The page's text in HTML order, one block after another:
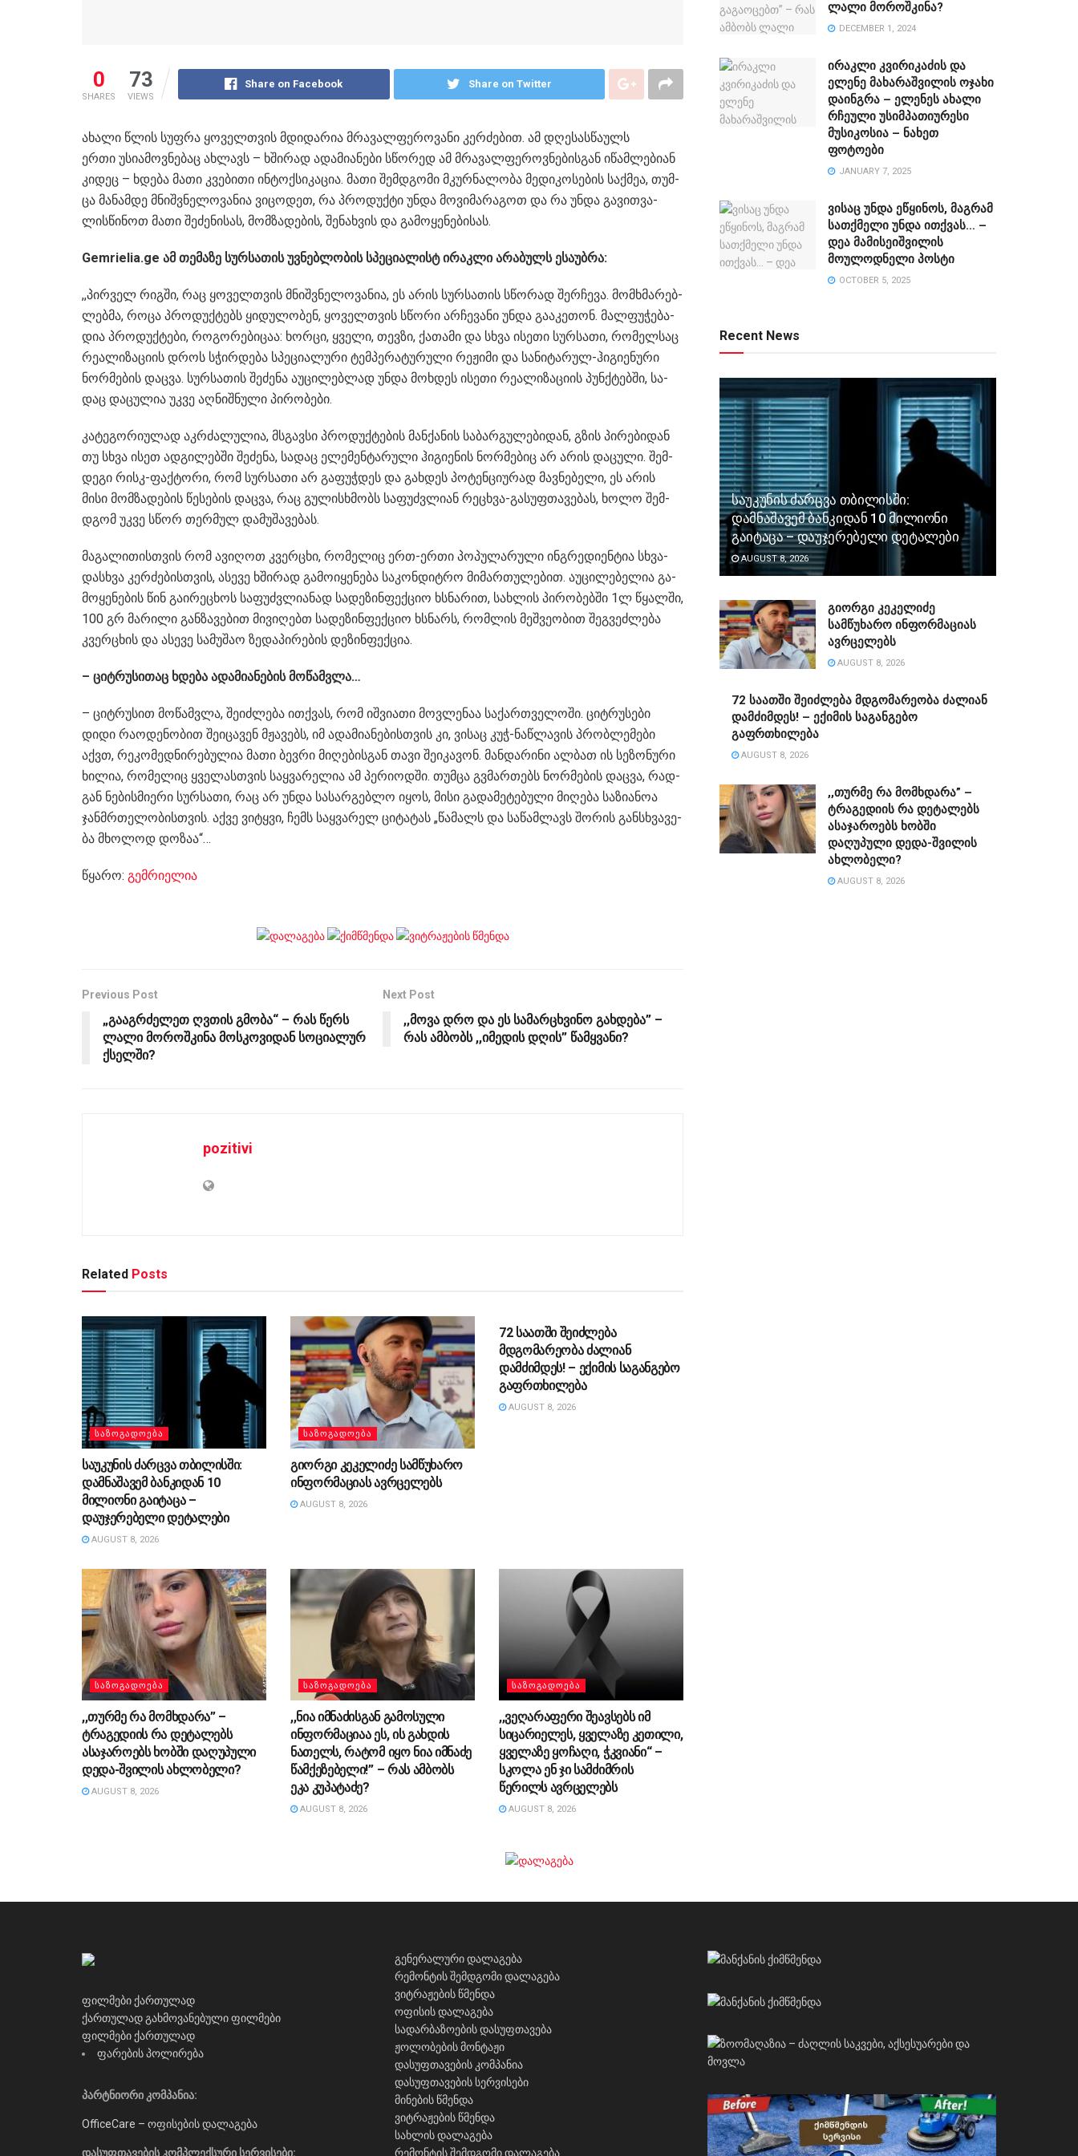
0
SHARES
73
VIEWS
Share on Facebook Share on Twitter
ახა­ლი წლის სუფ­რა ყო­ველ­თვის მდი­და­რია მრა­ვალ­ფე­რო­ვა­ნი კერ­ძე­ბით. ამ დღე­სას­წა­ულს
ერთი უსი­ა­მოვ­ნე­ბაც ახ­ლავს – ხში­რად ადა­მი­ა­ნე­ბი სწო­რედ ამ მრა­ვალ­ფე­როვ­ნე­ბის­გან იწამ­ლე­ბი­ან
კი­დეც – ხდე­ბა მათი კვე­ბი­თი ინ­ტოქ­სი­კა­ცია. მათი შემ­დგო­მი მკურ­ნა­ლო­ბა მე­დი­კო­სე­ბის საქ­მეა, თუმ­
ცა მა­ნამ­დე მნიშ­ვნე­ლო­ვა­ნია ვი­ცო­დეთ, რა პრო­დუქ­ტი უნდა მო­ვი­მა­რა­გოთ და რა უნდა გა­ვით­ვა­
ლის­წი­ნოთ მათი შე­ძე­ნი­სას, მომ­ზა­დე­ბის, შე­ნახ­ვის და გა­მო­ყე­ნე­ბი­სას.
Gemrielia.ge ამ თემაზე სურ­სა­თის უვ­ნებ­ლო­ბის სპე­ცი­ა­ლის­ტ ირაკ­ლი არა­ბუ­ლს ესაუბრა:
,,პირ­ველ რიგ­ში, რაც ყო­ველ­თვის მნიშ­ვნე­ლო­ვა­ნია, ეს არის სურ­სა­თის სწო­რად შერ­ჩე­ვა. მომ­ხმა­რებ­
ლებ­მა, როცა პრო­დუქ­ტებს ყი­დუ­ლო­ბენ, ყო­ველ­თვის სწო­რი არ­ჩე­ვა­ნი უნდა გა­ა­კე­თონ. მალ­ფუ­ჭე­ბა­
დია პრო­დუქ­ტე­ბი, რო­გო­რე­ბი­ცაა: ხორ­ცი, ყვე­ლი, თევ­ზი, ქა­თა­მი და სხვა ისე­თი სურ­სა­თი, რო­მელ­საც
რე­ა­ლი­ზა­ცი­ის დროს სჭირ­დე­ბა სპე­ცი­ა­ლუ­რი ტემ­პე­რა­ტუ­რუ­ლი რე­ჟი­მი და სა­ნი­ტა­რულ-ჰი­გი­ე­ნუ­რი
ნორ­მე­ბის დაც­ვა. სურ­სა­თის შე­ძე­ნა აუ­ცი­ლებ­ლად უნდა მოხ­დეს ისე­თი რე­ა­ლი­ზა­ცი­ის პუნ­ქტებ­ში, სა­
დაც და­ცუ­ლია უკვე აღ­ნიშ­ნუ­ლი პი­რო­ბე­ბი.
კა­ტე­გო­რი­უ­ლად აკ­რძა­ლუ­ლია, მსგავ­სი პრო­დუქ­ტე­ბის მან­ქა­ნის სა­ბარ­გუ­ლე­ბი­დან, გზის პი­რე­ბი­დან
თუ სხვა ისეთ ად­გი­ლებ­ში შე­ძე­ნა, სა­დაც ელე­მენ­ტა­რუ­ლი ჰი­გი­ე­ნის ნორ­მე­ბიც არ არის და­ცუ­ლი. შემ­
დე­გი რისკ-ფაქ­ტო­რი, რომ სურ­სა­თი არ გა­ფუჭ­დეს და გახ­დეს პო­ტენ­ცი­უ­რად მავ­ნე­ბე­ლი, ეს არის
მისი მომ­ზა­დე­ბის წე­სე­ბის დაც­ვა, რაც გუ­ლის­ხმობს სა­ფუძ­ვლი­ან რე­ცხვა-გა­სუფ­თა­ვე­ბას, ხოლო შემ­
დგომ უკვე სწორ თერ­მულ და­მუ­შა­ვე­ბას.
მა­გა­ლი­თის­თვის რომ ავი­ღოთ კვერ­ცხი, რო­მე­ლიც ერთ-ერთი პო­პუ­ლა­რუ­ლი ინ­გრე­დი­ენ­ტია სხვა­
დას­ხვა კერ­ძე­ბის­თვის, ასე­ვე ხში­რად გა­მო­ი­ყე­ნე­ბა სა­კონ­დიტ­რო მი­მარ­თუ­ლე­ბით. აუ­ცი­ლე­ბე­ლია გა­
მო­ყე­ნე­ბის წინ გა­ი­რე­ცხოს სა­ფუძ­ვლი­ა­ნად სა­დე­ზინ­ფექ­ციო ხსნა­რით, სახ­ლის პი­რო­ბებ­ში 1ლ წყალ­ში,
100 გრ მა­რი­ლი გან­ზა­ვე­ბით მი­ვი­ღებთ სა­დე­ზინ­ფექ­ციო ხსნარს, რომ­ლის მეშ­ვე­ო­ბით შეგ­ვეძ­ლე­ბა
კვერ­ცხის და ასე­ვე სა­მუ­შაო ზე­და­პი­რე­ბის დე­ზინ­ფექ­ცია.
– ციტ­რუ­სი­თაც ხდე­ბა ადა­მი­ა­ნე­ბის მო­წამ­ვლა…
– ციტ­რუ­სით მო­წამ­ვლა, შე­იძ­ლე­ბა ით­ქვას, რომ იშ­ვი­ა­თი მოვ­ლე­ნაა სა­ქარ­თვე­ლო­ში. ციტ­რუ­სე­ბი
დიდი რა­ო­დე­ნო­ბით შე­ი­ცა­ვენ მჟა­ვებს, იმ ადა­მი­ა­ნე­ბის­თვის კი, ვი­საც კუჭ-ნაწ­ლა­ვის პრობ­ლე­მე­ბი
აქვთ, რე­კო­მედ­ნი­რე­ბუ­ლია მათი ბევ­რი მი­ღე­ბის­გან თავი შე­ი­კა­ვონ. მან­და­რი­ნი ალ­ბათ ის სე­ზო­ნუ­რი
ხი­ლია, რო­მე­ლიც ყვე­ლას­თვის საყ­ვა­რე­ლია ამ პე­რი­ოდ­ში. თუმ­ცა გვმარ­თებს ნორ­მე­ბის დაც­ვა, რად­
გან ნე­ბის­მი­ე­რი სურ­სა­თი, რაც არ უნდა სა­სარ­გებ­ლო იყოს, მისი გა­და­მე­ტე­ბუ­ლი მი­ღე­ბა სა­ზი­ა­ნოა
ჯან­მრთე­ლო­ბის­თვის. აქვე ვი­ტყვი, ჩემს საყ­ვა­რელ ცი­ტა­ტას „წა­მალს და სა­წამ­ლავს შო­რის გან­სხვა­ვე­
ბა მხო­ლოდ დო­ზაა“…
წყარო: გემრიელია
Previous Post
„გააგრძელეთ ღვთის გმობა“ – რას წერს
ლალი მოროშკინა მოსკოვიდან სოციალურ
ქსელში?
Next Post
,,მოვა დრო და ეს სამარცხვინო გახდება” –
რას ამბობს ,,იმედის დღის” წამყვანი?
pozitivi
Related Posts
ᲡᲐᲖᲝᲒᲐᲓᲝᲔᲑᲐ
საუკუნის ძარცვა თბილისში:
დამნაშავემ ბანკიდან 10
მილიონი გაიტაცა –
დაუჯერებელი დეტალები
AUGUST 8, 2026
ᲡᲐᲖᲝᲒᲐᲓᲝᲔᲑᲐ
გიორგი კეკელიძე სამწუხარო
ინფორმაციას ავრცელებს
AUGUST 8, 2026
72 საათში შეიძლება
მდგომარეობა ძალიან
დამძიმდეს! – ექიმის საგანგებო
გაფრთხილება
AUGUST 8, 2026
ᲡᲐᲖᲝᲒᲐᲓᲝᲔᲑᲐ
,,თურმე რა მომხდარა” –
ტრაგედიის რა დეტალებს
ასაჯაროებს ხობში დაღუპული
დედა-შვილის ახლობელი?
AUGUST 8, 2026
ᲡᲐᲖᲝᲒᲐᲓᲝᲔᲑᲐ
,,ნია იმნაძისგან გამოსული
ინფორმაციაა ეს, ის გახდის
ნათელს, რატომ იყო ნია იმნაძე
წამქეზებელი!” – რას ამბობს
ეკა კუპატაძე?
AUGUST 8, 2026
ᲡᲐᲖᲝᲒᲐᲓᲝᲔᲑᲐ
,,ვეღარაფერი შეავსებს იმ
სიცარიელეს, ყველაზე კეთილი,
ყველაზე ყოჩაღი, ჭკვიანი“ –
სკოლა ენ ჯი სამძიმრის
წერილს ავრცელებს
AUGUST 8, 2026
ლალი მოროშკინა?
DECEMBER 1, 2024
ირაკლი კვირიკაძის და
ელენე მახარაშვილის ოჯახი
დაინგრა – ელენეს ახალი
რჩეული უსიმპათიურესი
მუსიკოსია – ნახეთ
ფოტოები
JANUARY 7, 2025
ვისაც უნდა ეწყინოს, მაგრამ
სათქმელი უნდა ითქვას… –
დეა მამისეიშვილის
მოულოდნელი პოსტი
OCTOBER 5, 2025
Recent News
საუკუნის ძარცვა თბილისში:
დამნაშავემ ბანკიდან 10 მილიონი
გაიტაცა – დაუჯერებელი დეტალები
AUGUST 8, 2026
გიორგი კეკელიძე
სამწუხარო ინფორმაციას
ავრცელებს
AUGUST 8, 2026
72 საათში შეიძლება მდგომარეობა ძალიან
დამძიმდეს! – ექიმის საგანგებო
გაფრთხილება
AUGUST 8, 2026
,,თურმე რა მომხდარა” –
ტრაგედიის რა დეტალებს
ასაჯაროებს ხობში
დაღუპული დედა-შვილის
ახლობელი?
AUGUST 8, 2026
ფილმები ქართულად
ქართულად გახმოვანებული ფილმები
ფილმები ქართულად
ფარების პოლირება
პარტნიორი კომპანია:
OfficeCare – ოფისების დალაგება
დასუფთავების კომპლექსური სერვისები:
გენერალური დალაგება
რემონტის შემდგომი დალაგება
ვიტრაჟების წმენდა
ოფისის დალაგება
სადარბაზოების დასუფთავება
ჟოლობების მონტაჟი
დასუფთავების კომპანია
დასუფთავების სერვისები
მინების წმენდა
ვიტრაჟების წმენდა
სახლის დალაგება
რემონტის შემდგომი დალაგება